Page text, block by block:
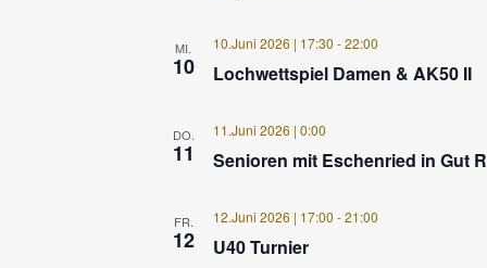
MI.
10 Lochwettspiel Damen & AK50 II
10.Juni 2026 | 17:30 -22:00
DO.
11 Senioren mit Eschenried in Gut
11.Juni 2026 | 0:00
FR.
12 U40 Turnier
12.Juni 2026 | 17:00 -21:00